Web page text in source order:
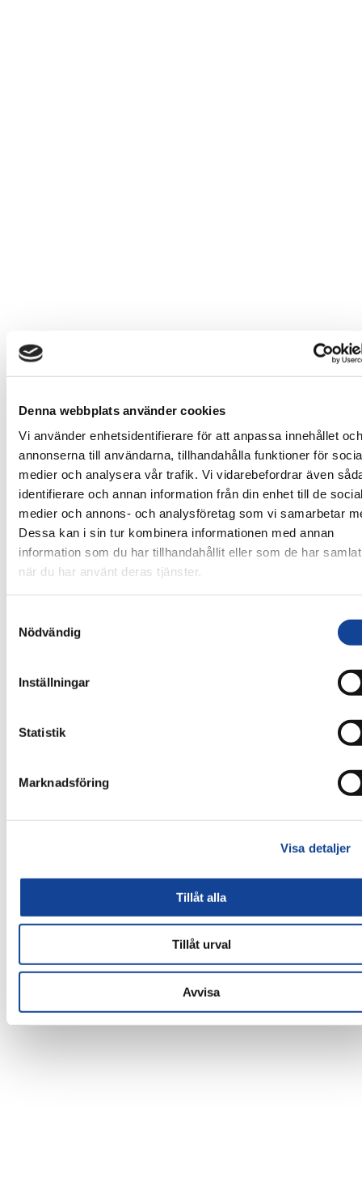
Denna webbplats använder cookies
Vi använder enhetsidentifierare för att anpassa innehållet och
annonserna till användarna, tillhandahålla funktioner för
medier och analysera vår trafik. Vi vidarebefordrar även
identifierare och annan information från din enhet till de
medier och annons- och analysföretag som vi samarbetar
Dessa kan i sin tur kombinera informationen med annan
information som du har tillhandahållit eller som de har
när du har använt deras tjänster.
Nödvändig
Inställningar
Statistik
Marknadsföring
Visa detaljer
Tillåt alla
Tillåt urval
Avvisa